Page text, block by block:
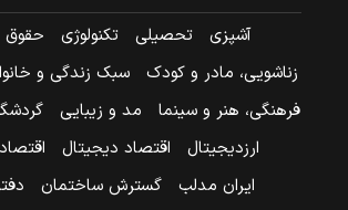
آشپزی تحصیلی تکنولوژی
حقوق
زناشویی، مادر و کودک
سبک زندگی و
فرهنگی، هنر و سینما
مد و زیبایی
ارزدیجیتال
اقتصاد دیجیتال
ایران مدلب
گسترش ساختمان